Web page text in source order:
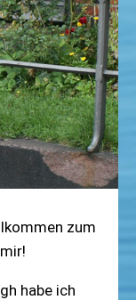
zum
habe ich